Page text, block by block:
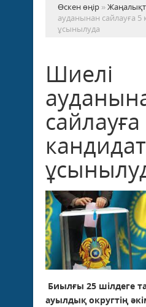
Өскен өңір »
ауданынан сайлауға 5
ұсынылуда
Шиелі
сайлауға
кандидат
Биылғы 25 шілдеге
ауылдық округтің